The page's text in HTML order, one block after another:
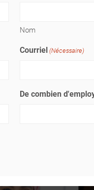
Nom
Courriel (Nécessaire)
De combien